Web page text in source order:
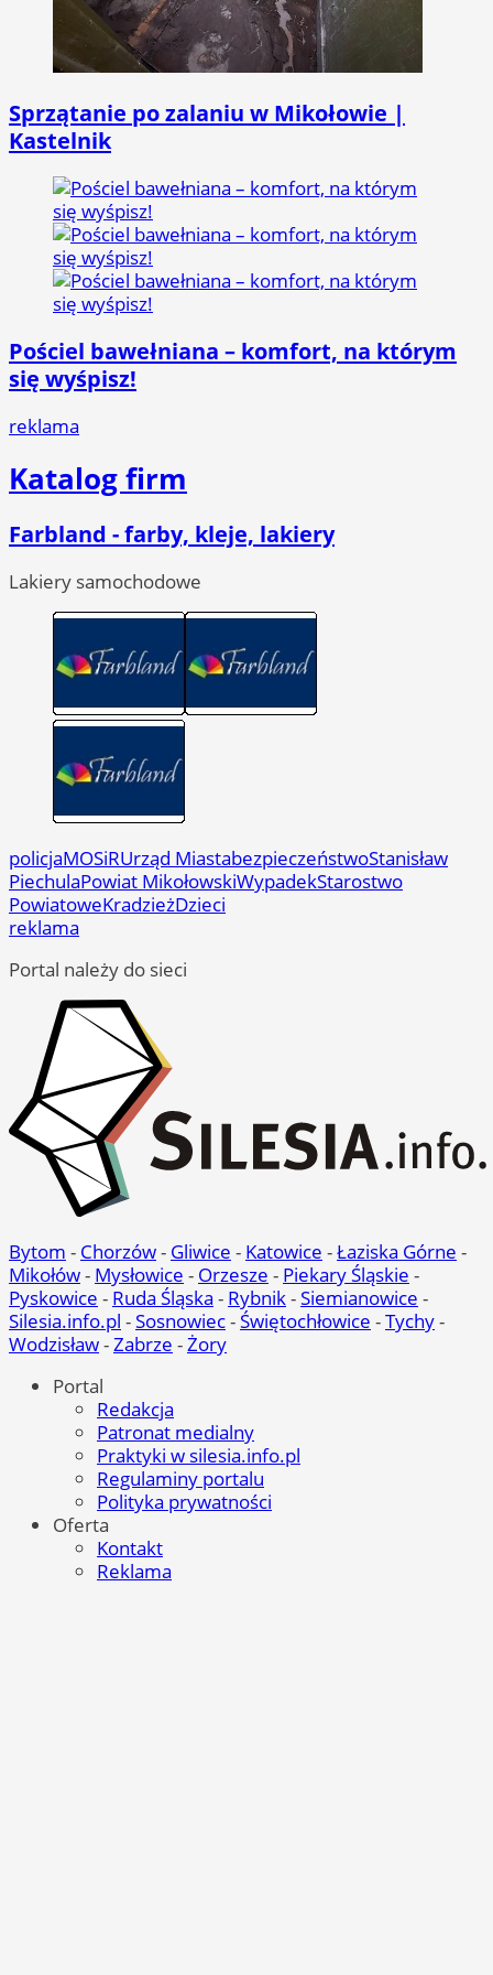
Sprzątanie po zalaniu w Mikołowie |
Kastelnik
Pościel bawełniana – komfort, na którym
się wyśpisz!
reklama
Katalog firm
Farbland - farby, kleje, lakiery
Lakiery samochodowe
policjaMOSiRUrząd MiastabezpieczeństwoStanisław
PiechulaPowiat MikołowskiWypadekStarostwo
PowiatoweKradzieżDzieci
reklama
Portal należy do sieci
Bytom - Chorzów- Gliwice - Katowice -Łaziska Górne -
Mikołów- Mysłowice - Orzesze - Piekary Śląskie -
Pyskowice - Ruda Śląska - Rybnik-Siemianowice -
Silesia.info.pl -Sosnowiec-Świętochłowice -Tychy-
Wodzisław-Zabrze -Żory
Portal
Redakcja
Patronat medialny
Praktyki w silesia.info.pl
Regulaminy portalu
Polityka prywatności
Oferta
Kontakt
Reklama